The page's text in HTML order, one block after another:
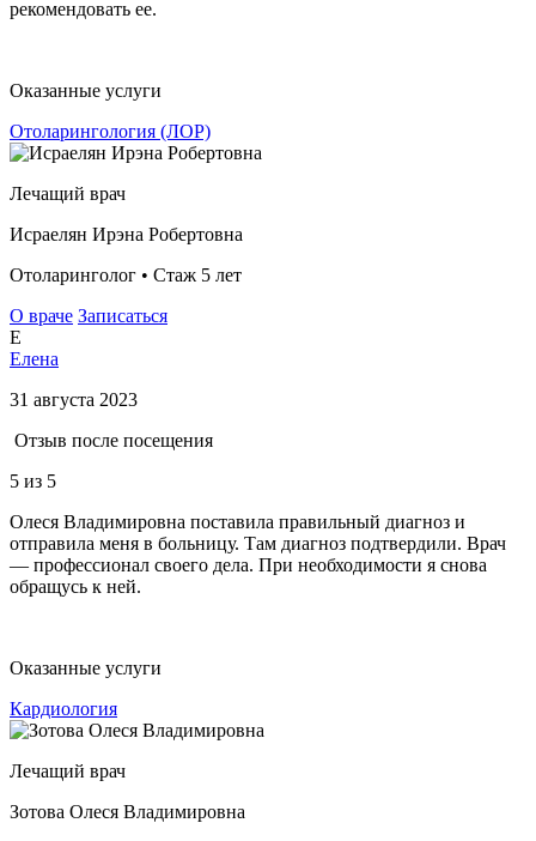
рекомендовать ее.
Оказанные услуги
Отоларингология (ЛОР)
Лечащий врач
Исраелян Ирэна Робертовна
Отоларинголог • Стаж 5 лет
О враче Записаться
Е
Елена
31 августа 2023
Отзыв после посещения
5 из 5
Олеся Владимировна поставила правильный диагноз и
отправила меня в больницу. Там диагноз подтвердили. Врач
— профессионал своего дела. При необходимости я снова
обращусь к ней.
Оказанные услуги
Кардиология
Лечащий врач
Зотова Олеся Владимировна